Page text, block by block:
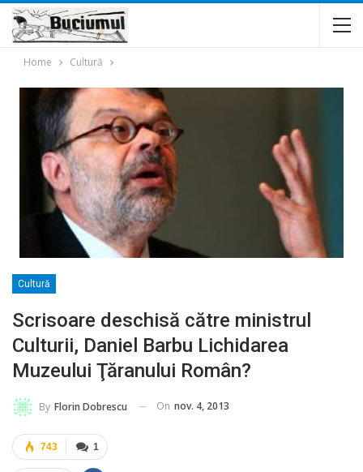
Home Cultură
Cultură
Scrisoare deschisă către ministrul
Culturii, Daniel Barbu Lichidarea
Muzeului Ţăranului Român?
By Florin Dobrescu On nov. 4, 2013
1
743